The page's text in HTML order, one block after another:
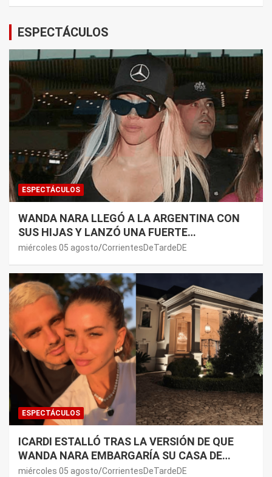
ESPECTÁCULOS
ESPECTÁCULOS
WANDA NARA LLEGÓ A LA ARGENTINA CON
SUS HIJAS Y LANZÓ UNA FUERTE
PREMONICIÓN SOBRE MAURO ICARDI
miércoles 05 agosto CorrientesDeTardeDE
ESPECTÁCULOS
ICARDI ESTALLÓ TRAS LA VERSIÓN DE QUE
WANDA NARA EMBARGARÍA SU CASA DE
NORDELTA: “NECESITAN RASCAR DE ALGÚN
miércoles 05 agosto CorrientesDeTardeDE